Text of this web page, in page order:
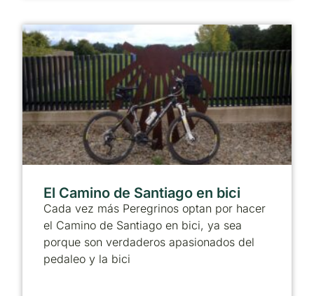
El Camino de Santiago en bici
Cada vez más Peregrinos optan por hacer
el Camino de Santiago en bici, ya sea
porque son verdaderos apasionados del
pedaleo y la bici